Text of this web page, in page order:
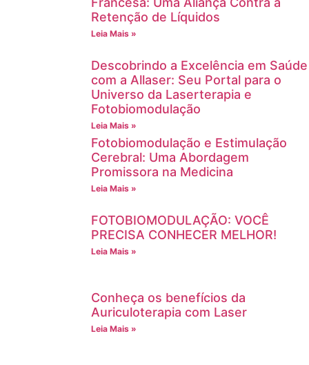
Retenção de Líquidos
Leia Mais »
Descobrindo a Excelência em Saúde
com a Allaser: Seu Portal para o
Universo da Laserterapia e
Fotobiomodulação
Leia Mais »
Fotobiomodulação e Estimulação
Cerebral: Uma Abordagem
Promissora na Medicina
Leia Mais »
FOTOBIOMODULAÇÃO: VOCÊ
PRECISA CONHECER MELHOR!
Leia Mais »
Conheça os benefícios da
Auriculoterapia com Laser
Leia Mais »